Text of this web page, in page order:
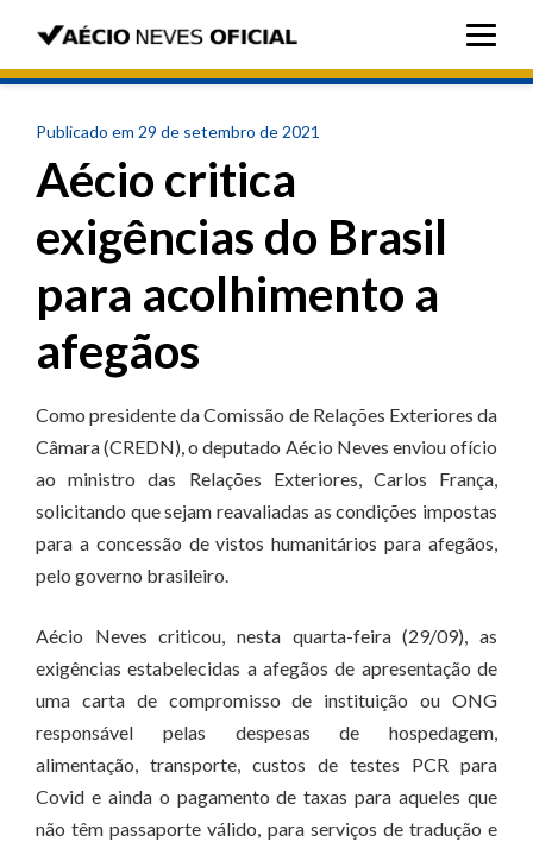
Publicado em 29 de setembro de 2021
Aécio critica
exigências do Brasil
para acolhimento a
afegãos
Como presidente da Comissão de Relações Exteriores da
Câmara (CREDN), o deputado Aécio Neves enviou ofício
ao ministro das Relações Exteriores, Carlos França,
solicitando que sejam reavaliadas as condições impostas
para a concessão de vistos humanitários para afegãos,
pelo governo brasileiro.
Aécio Neves criticou, nesta quarta-feira (29/09), as
exigências estabelecidas a afegãos de apresentação de
uma carta de compromisso de instituição ou ONG
responsável pelas despesas de hospedagem,
alimentação, transporte, custos de testes PCR para
Covid e ainda o pagamento de taxas para aqueles que
não têm passaporte válido, para serviços de tradução e